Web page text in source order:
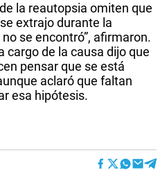
la reautopsia omiten que
extrajo durante la
se encontró”, afirmaron.
cargo de la causa dijo que
pensar que se está
aclaró que faltan
esa hipótesis.